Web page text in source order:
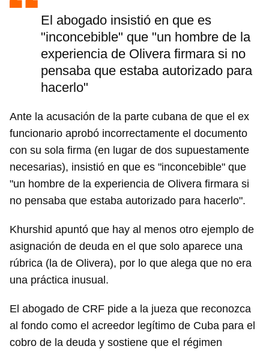
El abogado insistió en que es
"inconcebible" que "un hombre de la
experiencia de Olivera firmara si no
pensaba que estaba autorizado para
hacerlo"
Ante la acusación de la parte cubana de que el ex
funcionario aprobó incorrectamente el documento
con su sola firma (en lugar de dos supuestamente
necesarias), insistió en que es "inconcebible" que
"un hombre de la experiencia de Olivera firmara si
no pensaba que estaba autorizado para hacerlo".
Khurshid apuntó que hay al menos otro ejemplo de
asignación de deuda en el que solo aparece una
rúbrica (la de Olivera), por lo que alega que no era
una práctica inusual.
El abogado de CRF pide a la jueza que reconozca
al fondo como el acreedor legítimo de Cuba para el
cobro de la deuda y sostiene que el régimen